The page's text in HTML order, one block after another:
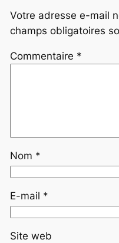
Votre adresse e-mail
champs obligatoires
Commentaire *
Nom *
E-mail *
Site web